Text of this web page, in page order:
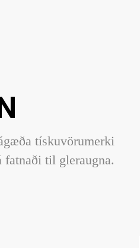
tískuvörumerki
til gleraugna.